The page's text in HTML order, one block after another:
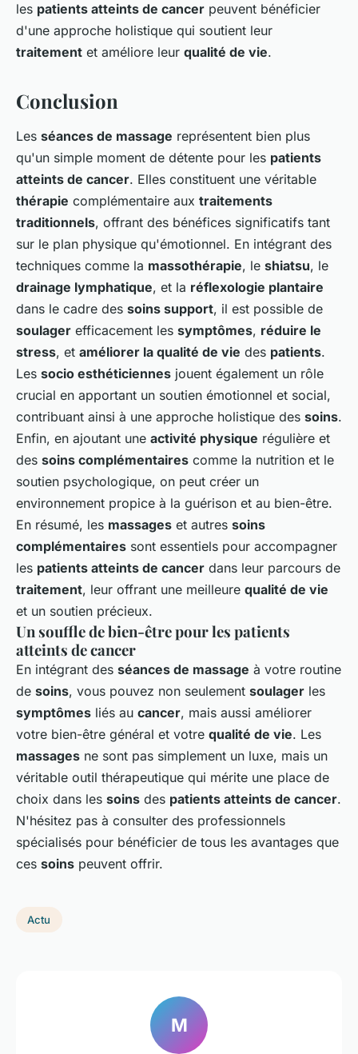
les patients atteints de cancer peuvent bénéficier
d'une approche holistique qui soutient leur
traitement et améliore leur qualité de vie.
Conclusion
Les séances de massage représentent bien plus
qu'un simple moment de détente pour les patients
atteints de cancer. Elles constituent une véritable
thérapie complémentaire aux traitements
traditionnels, offrant des bénéfices significatifs tant
sur le plan physique qu'émotionnel. En intégrant des
techniques comme la massothérapie, le shiatsu, le
drainage lymphatique, et la réflexologie plantaire
dans le cadre des soins support, il est possible de
soulager efficacement les symptômes, réduire le
stress, et améliorer la qualité de vie des patients.
Les socio esthéticiennes jouent également un rôle
crucial en apportant un soutien émotionnel et social,
contribuant ainsi à une approche holistique des soins.
Enfin, en ajoutant une activité physique régulière et
des soins complémentaires comme la nutrition et le
soutien psychologique, on peut créer un
environnement propice à la guérison et au bien-être.
En résumé, les massages et autres soins
complémentaires sont essentiels pour accompagner
les patients atteints de cancer dans leur parcours de
traitement, leur offrant une meilleure qualité de vie
et un soutien précieux.
Un souffle de bien-être pour les patients
atteints de cancer
En intégrant des séances de massage à votre routine
de soins, vous pouvez non seulement soulager les
symptômes liés au cancer, mais aussi améliorer
votre bien-être général et votre qualité de vie. Les
massages ne sont pas simplement un luxe, mais un
véritable outil thérapeutique qui mérite une place de
choix dans les soins des patients atteints de cancer.
N'hésitez pas à consulter des professionnels
spécialisés pour bénéficier de tous les avantages que
ces soins peuvent offrir.
Actu
M